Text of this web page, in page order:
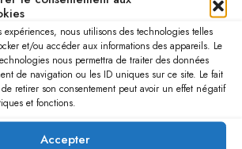
expériences, nous utilisons des technologies telles
et/ou accéder aux informations des appareils. Le
nous permettra de traiter des données
de navigation ou les ID uniques sur ce site. Le fait
retirer son consentement peut avoir un effet négatif
et fonctions.
Accepter
événement spécial (dîner,
réception)
Service du dîner et suivi
de l’événement
Derniere inspection et
sécurité nocturne